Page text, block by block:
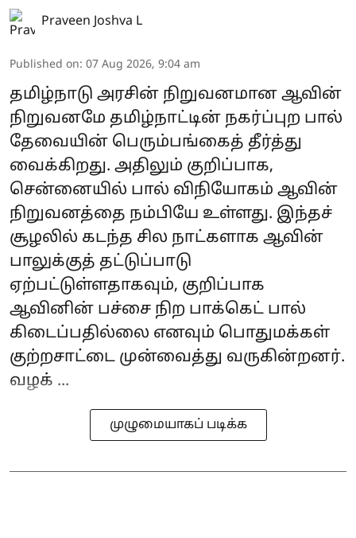
Praveen Joshva L
Published on: 07 Aug 2026, 9:04 am
தமிழ்நாடு அரசின் நிறுவனமான ஆவின்
நிறுவனமே தமிழ்நாட்டின் நகர்ப்புற பால்
தேவையின் பெரும்பங்கைத் தீர்த்து
வைக்கிறது. அதிலும் குறிப்பாக,
சென்னையில் பால் விநியோகம் ஆவின்
நிறுவனத்தை நம்பியே உள்ளது. இந்தச்
சூழலில் கடந்த சில நாட்களாக ஆவின்
பாலுக்குத் தட்டுப்பாடு
ஏற்பட்டுள்ளதாகவும், குறிப்பாக
ஆவினின் பச்சை நிற‌ பாக்கெட் பால்
கிடைப்பதில்லை எனவும் பொதுமக்கள்
குற்றசாட்டை முன்வைத்து வருகின்றனர்.
வழக் ...
முழுமையாகப் படிக்க